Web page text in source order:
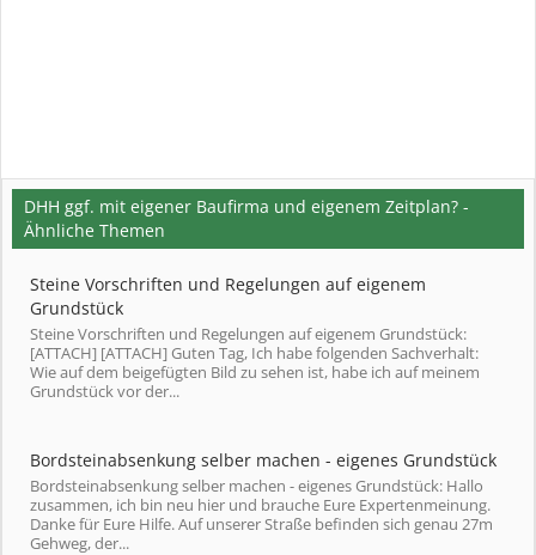
DHH ggf. mit eigener Baufirma und eigenem Zeitplan? -
Ähnliche Themen
Steine Vorschriften und Regelungen auf eigenem
Grundstück
Steine Vorschriften und Regelungen auf eigenem Grundstück:
[ATTACH] [ATTACH] Guten Tag, Ich habe folgenden Sachverhalt:
Wie auf dem beigefügten Bild zu sehen ist, habe ich auf meinem
Grundstück vor der...
Bordsteinabsenkung selber machen - eigenes Grundstück
Bordsteinabsenkung selber machen - eigenes Grundstück: Hallo
zusammen, ich bin neu hier und brauche Eure Expertenmeinung.
Danke für Eure Hilfe. Auf unserer Straße befinden sich genau 27m
Gehweg, der...